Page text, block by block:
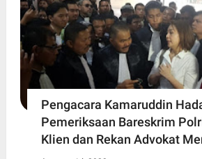
Pengacara Kamaruddin
Pemeriksaan Bareskrim
Klien dan Rekan Advokat